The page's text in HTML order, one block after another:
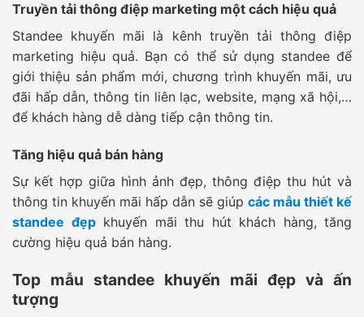
Truyền tải thông điệp marketing một cách hiệu quả
Standee khuyến mãi là kênh truyền tải thông điệp
marketing hiệu quả. Bạn có thể sử dụng standee để
giới thiệu sản phẩm mới, chương trình khuyến mãi, ưu
đãi hấp dẫn, thông tin liên lạc, website, mạng xã hội,…
để khách hàng dễ dàng tiếp cận thông tin.
Tăng hiệu quả bán hàng
Sự kết hợp giữa hình ảnh đẹp, thông điệp thu hút và
thông tin khuyến mãi hấp dẫn sẽ giúp các mẫu thiết kế
standee đẹpkhuyến mãi thu hút khách hàng, tăng
cường hiệu quả bán hàng.
Top mẫu standee khuyến mãi đẹp và ấn
tượng